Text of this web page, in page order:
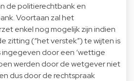
de politierechtbank en
Voortaan zal het
enkel nog mogelijk zijn indien
zitting (“het verstek”) te wijten is
ingegeven door een ‘wettige
werden door de wetgever niet
dus door de rechtspraak